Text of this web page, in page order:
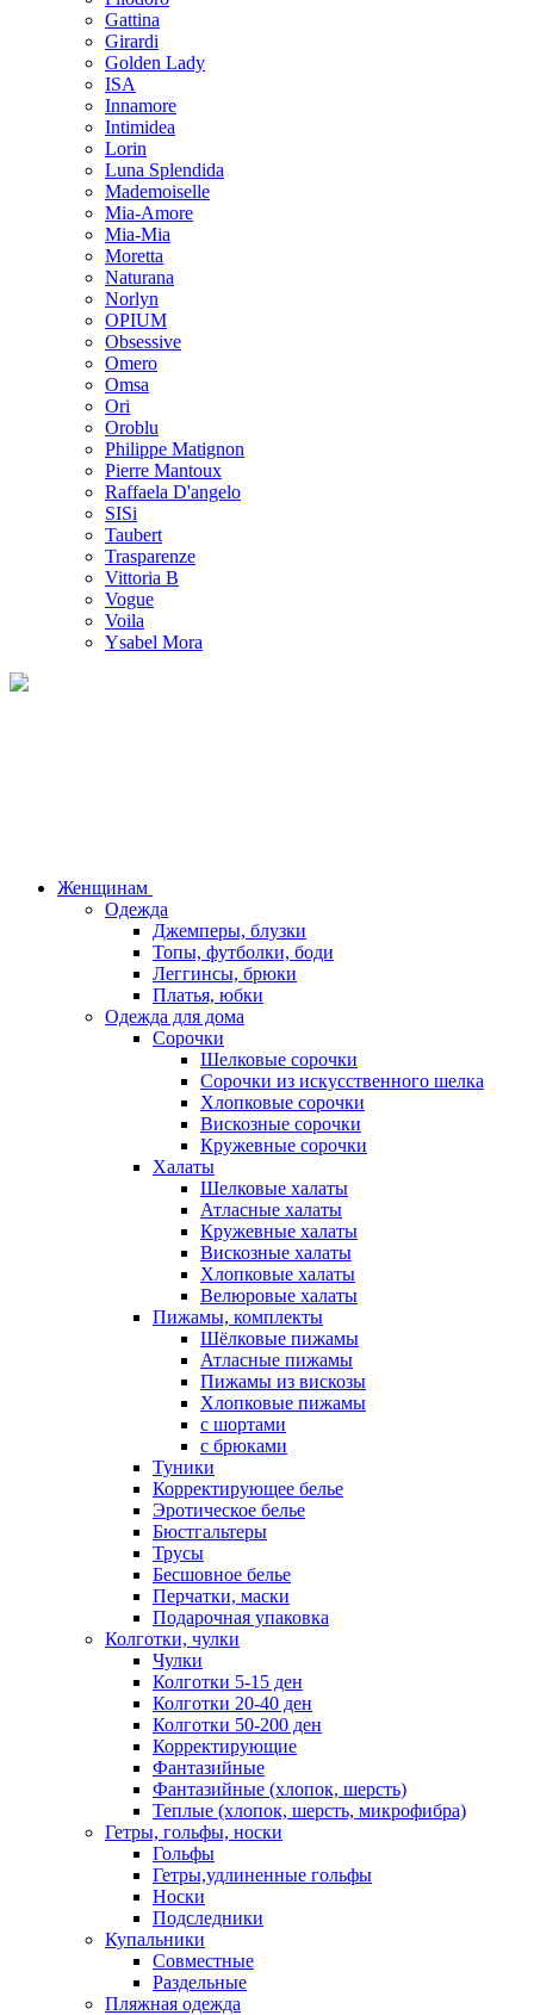
Gattina
Girardi
Golden Lady
ISA
Innamore
Intimidea
Lorin
Luna Splendida
Mademoiselle
Mia-Amore
Mia-Mia
Moretta
Naturana
Norlyn
OPIUM
Obsessive
Omero
Omsa
Ori
Oroblu
Philippe Matignon
Pierre Mantoux
Raffaela D'angelo
SISi
Taubert
Trasparenze
Vittoria B
Vogue
Voila
Ysabel Mora
Женщинам
Одежда
Джемперы, блузки
Топы, футболки, боди
Леггинсы, брюки
Платья, юбки
Одежда для дома
Сорочки
Шелковые сорочки
Сорочки из искусственного шелка
Хлопковые сорочки
Вискозные сорочки
Кружевные сорочки
Халаты
Шелковые халаты
Атласные халаты
Кружевные халаты
Вискозные халаты
Хлопковые халаты
Велюровые халаты
Пижамы, комплекты
Шёлковые пижамы
Атласные пижамы
Пижамы из вискозы
Хлопковые пижамы
с шортами
с брюками
Туники
Корректирующее белье
Эротическое белье
Бюстгальтеры
Трусы
Бесшовное белье
Перчатки, маски
Подарочная упаковка
Колготки, чулки
Чулки
Колготки 5-15 ден
Колготки 20-40 ден
Колготки 50-200 ден
Корректирующие
Фантазийные
Фантазийные (хлопок, шерсть)
Теплые (хлопок, шерсть, микрофибра)
Гетры, гольфы, носки
Гольфы
Гетры,удлиненные гольфы
Носки
Подследники
Купальники
Совместные
Раздельные
Пляжная одежда